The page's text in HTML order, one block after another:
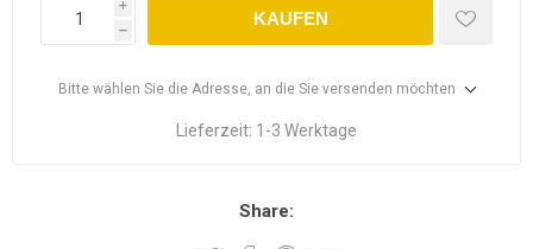
i
h
KAUFEN
Bitte wählen Sie die Adresse, an die Sie versenden möchten
Lieferzeit: 1-3 Werktage
Share: